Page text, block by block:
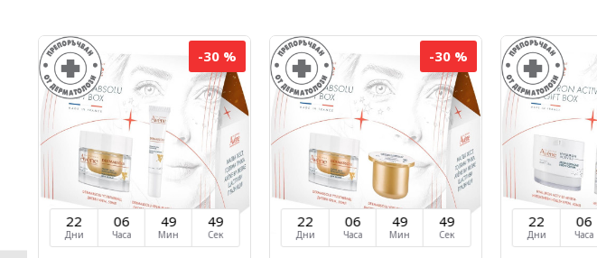
-30 %
22
Дни
06
Часа
49
Мин
49
Сек
-30 %
22
Дни
06
Часа
49
Мин
49
Сек
22
Дни
06
Часа